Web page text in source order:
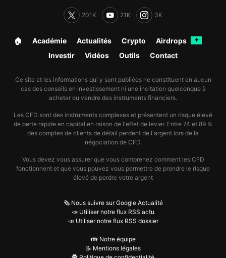
201K 21K 3K
🏠︎ Académie Actualités Crypto Airdrops ✦
Investir Vidéos Outils Contact
Ce site et les informations qui y sont publiées ne constituent en aucun
cas des conseils en investissement ni une incitation quelconque à
acheter ou vendre des instruments financiers.
Les CFD sont des instruments complexes et présentent un risque élevé
de perte rapide en capital en raison de l'effet de levier. Entre 74 et 89 %
des comptes de clients de détail perdent de l'argent lors de la
négociation de CFD.
Vous devez vous assurer que vous comprenez comment les CFD
fonctionnent et que vous pouvez vous permettre de prendre le risque
élevé de perdre votre argent
🗞️ Nous suivre sur Google Actualité
📣 Utiliser notre flux RSS actu
📣 Utiliser notre flux RSS dossier
👪 Notre équipe
📝 Mentions légales